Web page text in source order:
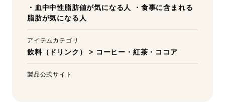
・血中中性脂肪値が気になる人 ・食事に含まれる
脂肪が気になる人
アイテムカテゴリ
飲料（ドリンク） > コーヒー・紅茶・ココア
製品公式サイト